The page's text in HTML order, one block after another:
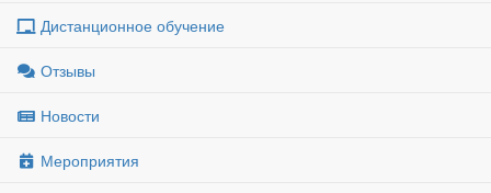
Дистанционное обучение
Отзывы
Новости
Мероприятия